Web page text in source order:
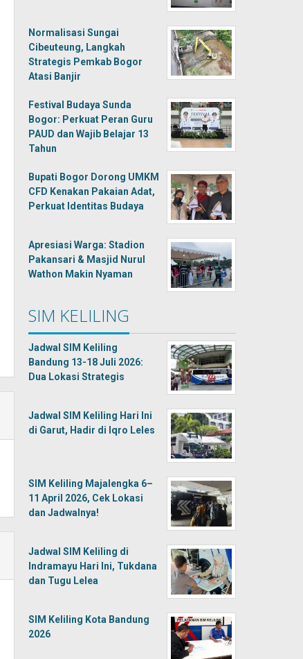
Normalisasi Sungai
Cibeuteung, Langkah
Strategis Pemkab Bogor
Atasi Banjir
Festival Budaya Sunda
Bogor: Perkuat Peran Guru
PAUD dan Wajib Belajar 13
Tahun
Bupati Bogor Dorong UMKM
CFD Kenakan Pakaian Adat,
Perkuat Identitas Budaya
Apresiasi Warga: Stadion
Pakansari & Masjid Nurul
Wathon Makin Nyaman
SIM KELILING
Jadwal SIM Keliling
Bandung 13-18 Juli 2026:
Dua Lokasi Strategis
Jadwal SIM Keliling Hari Ini
di Garut, Hadir di Iqro Leles
SIM Keliling Majalengka 6–
11 April 2026, Cek Lokasi
dan Jadwalnya!
Jadwal SIM Keliling di
Indramayu Hari Ini, Tukdana
dan Tugu Lelea
SIM Keliling Kota Bandung
2026